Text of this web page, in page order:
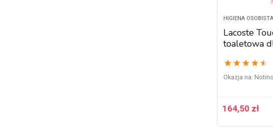
HIGIENA OSOBISTA
Lacoste
toaletowa
★ ★ ★ ★ ★
Okazja na: Notino
164,50 zł